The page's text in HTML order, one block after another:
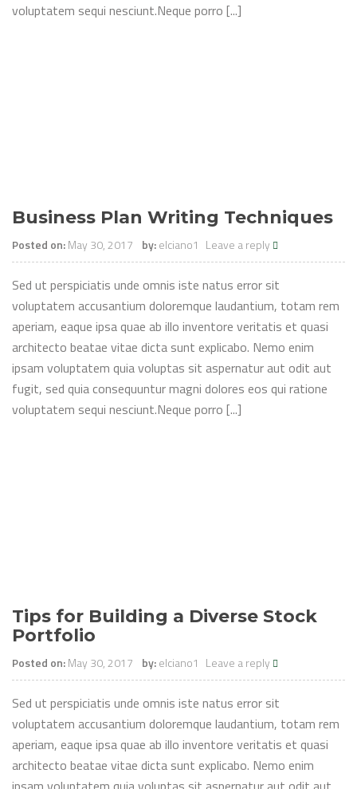
voluptatem sequi nesciunt.Neque porro [...]
Business Plan Writing Techniques
Posted on:May 30, 2017 by:elciano1 Leave a reply
Sed ut perspiciatis unde omnis iste natus error sit
voluptatem accusantium doloremque laudantium, totam rem
aperiam, eaque ipsa quae ab illo inventore veritatis et quasi
architecto beatae vitae dicta sunt explicabo. Nemo enim
ipsam voluptatem quia voluptas sit aspernatur aut odit aut
fugit, sed quia consequuntur magni dolores eos qui ratione
voluptatem sequi nesciunt.Neque porro [...]
Tips for Building a Diverse Stock
Portfolio
Posted on:May 30, 2017 by:elciano1 Leave a reply
Sed ut perspiciatis unde omnis iste natus error sit
voluptatem accusantium doloremque laudantium, totam rem
aperiam, eaque ipsa quae ab illo inventore veritatis et quasi
architecto beatae vitae dicta sunt explicabo. Nemo enim